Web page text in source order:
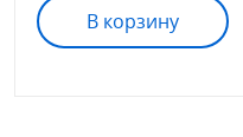
В корзину